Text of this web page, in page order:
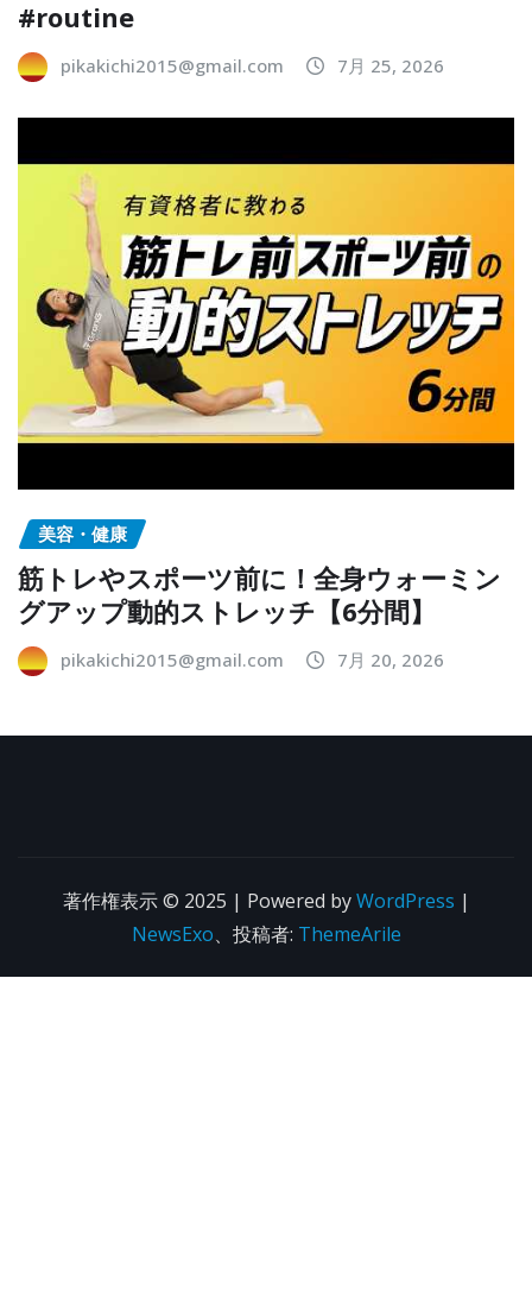
#routine
pikakichi2015@gmail.com 7月 25, 2026
美容・健康
筋トレやスポーツ前に！全身ウォーミン
グアップ動的ストレッチ【6分間】
pikakichi2015@gmail.com 7月 20, 2026
著作権表示 © 2025 | Powered byWordPress |
NewsExo、投稿者: ThemeArile